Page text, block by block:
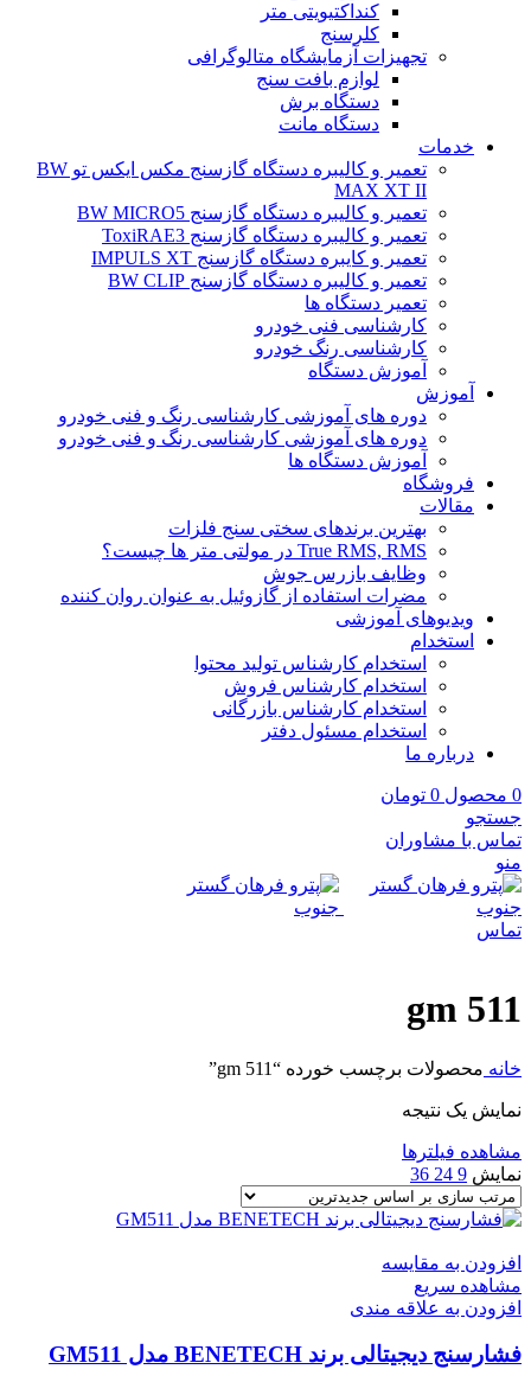
کنداکتیویتی متر
کلرسنج
تجهیزات آزمایشگاه متالوگرافی
لوازم بافت سنج
دستگاه برش
دستگاه مانت
خدمات
تعمیر و کالیبره دستگاه گازسنج مکس ایکس تو BW
MAX XT II
تعمیر و کالیبره دستگاه گازسنج BW MICRO5
تعمیر و کالیبره دستگاه گازسنج ToxiRAE3
تعمیر و کایبره دستگاه گازسنج IMPULS XT
تعمیر و کالیبره دستگاه گازسنج BW CLIP
تعمیر دستگاه ها
کارشناسی فنی خودرو
کارشناسی رنگ خودرو
آموزش دستگاه
آموزش
دوره های آموزشی کارشناسی رنگ و فنی خودرو
دوره های آموزشی کارشناسی رنگ و فنی خودرو
آموزش دستگاه ها
فروشگاه
مقالات
بهترین برندهای سختی سنج فلزات
True RMS, RMS در مولتی متر ها چیست؟
وظایف بازرس جوش
مضرات استفاده از گازوئیل به عنوان روان کننده
ویدیوهای آموزشی
استخدام
استخدام کارشناس تولید محتوا
استخدام کارشناس فروش
استخدام کارشناس بازرگانی
استخدام مسئول دفتر
درباره ما
0 محصول 0 تومان
جستجو
تماس با مشاوران
منو
تماس
gm 511
خانه محصولات برچسب خورده “gm 511”
نمایش یک نتیجه
مشاهده فیلترها
نمایش 9
24
36
افزودن به مقایسه
مشاهده سریع
افزودن به علاقه مندی
فشارسنج دیجیتالی برند BENETECH مدل GM511